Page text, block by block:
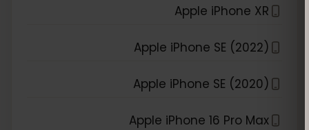
Apple iPhone XR
Apple iPhone SE (2022)
Apple iPhone SE (2020)
Apple iPhone 16 Pro Max